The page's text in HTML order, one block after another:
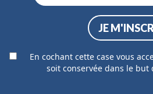
En cochant cette case vous
soit conservée dans le but